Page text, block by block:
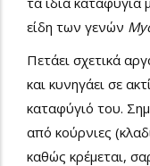
είδη των γενών
Πετάει σχετικά
και κυνηγάει σε
καταφύγιό του.
από κούρνιες
καθώς κρέμεται,